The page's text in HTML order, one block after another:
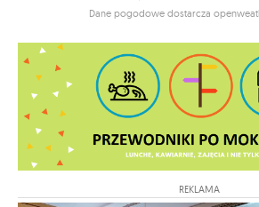
Dane pogodowe dostarcza
REKLAMA